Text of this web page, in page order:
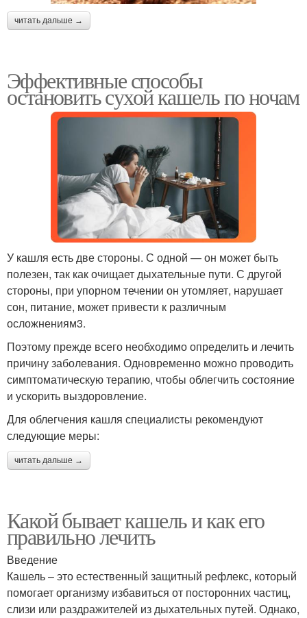
читать дальше →
Эффективные способы
остановить сухой кашель по ночам
У кашля есть две стороны. С одной — он может быть
полезен, так как очищает дыхательные пути. С другой
стороны, при упорном течении он утомляет, нарушает
сон, питание, может привести к различным
осложнениям3.
Поэтому прежде всего необходимо определить и лечить
причину заболевания. Одновременно можно проводить
симптоматическую терапию, чтобы облегчить состояние
и ускорить выздоровление.
Для облегчения кашля специалисты рекомендуют
следующие меры:
читать дальше →
Какой бывает кашель и как его
правильно лечить
Введение
Кашель – это естественный защитный рефлекс, который
помогает организму избавиться от посторонних частиц,
слизи или раздражителей из дыхательных путей. Однако,